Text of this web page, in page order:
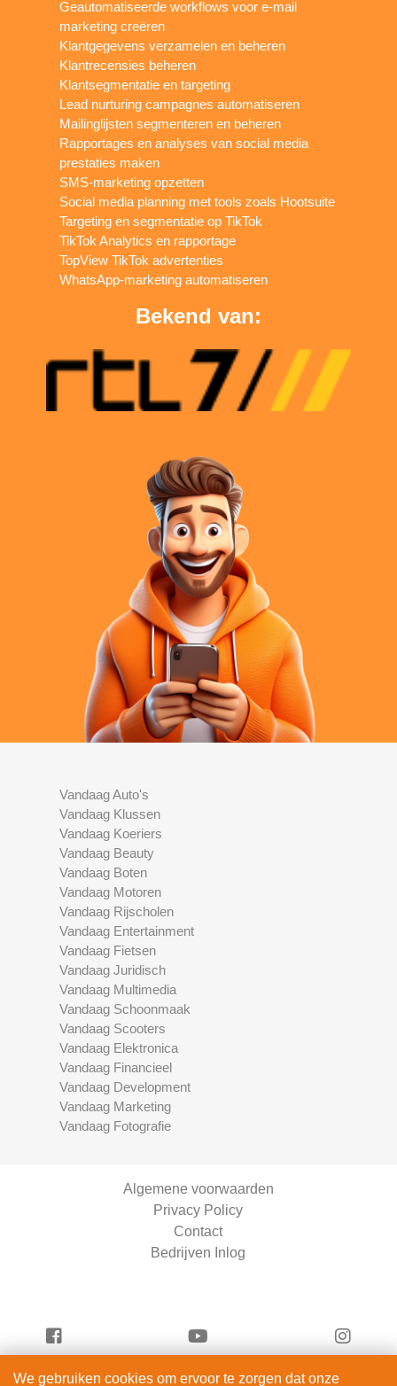
Geautomatiseerde workflows voor e-mail
marketing creëren
Klantgegevens verzamelen en beheren
Klantrecensies beheren
Klantsegmentatie en targeting
Lead nurturing campagnes automatiseren
Mailinglijsten segmenteren en beheren
Rapportages en analyses van social media
prestaties maken
SMS-marketing opzetten
Social media planning met tools zoals Hootsuite
Targeting en segmentatie op TikTok
TikTok Analytics en rapportage
TopView TikTok advertenties
WhatsApp-marketing automatiseren
Bekend van:
Vandaag Auto's
Vandaag Klussen
Vandaag Koeriers
Vandaag Beauty
Vandaag Boten
Vandaag Motoren
Vandaag Rijscholen
Vandaag Entertainment
Vandaag Fietsen
Vandaag Juridisch
Vandaag Multimedia
Vandaag Schoonmaak
Vandaag Scooters
Vandaag Elektronica
Vandaag Financieel
Vandaag Development
Vandaag Marketing
Vandaag Fotografie
Algemene voorwaarden
Privacy Policy
Contact
Bedrijven Inlog
We gebruiken cookies om ervoor te zorgen dat onze